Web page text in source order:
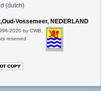
(dutch)
Vossemeer, NEDERLAND
2020 by CWB,
reserved